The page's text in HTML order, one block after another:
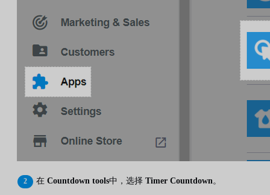
在 Countdown tools中，选择 Timer Countdown 。